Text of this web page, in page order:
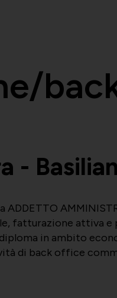
-
fatturazione attiva e
in ambito
di back office